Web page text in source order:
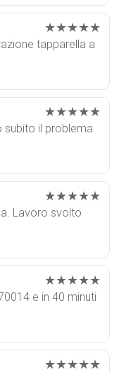
★★★★★
tapparella a
★★★★★
subito il problema
★★★★★
Lavoro svolto
★★★★★
e in 40 minuti
★★★★★